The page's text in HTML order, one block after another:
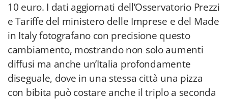
10 euro. I dati aggiornati dell’Osservatorio Prezzi
e Tariffe del ministero delle Imprese e del Made
in Italy fotografano con precisione questo
cambiamento, mostrando non solo aumenti
diffusi ma anche un’Italia profondamente
diseguale, dove in una stessa città una pizza
con bibita può costare anche il triplo a seconda